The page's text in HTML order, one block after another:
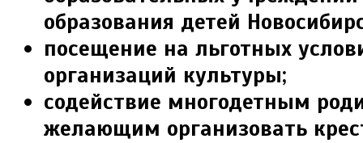
образования детей
посещение на льготных
орга­низаций культуры;
содействие многодетным
желающим ор­ганизовать